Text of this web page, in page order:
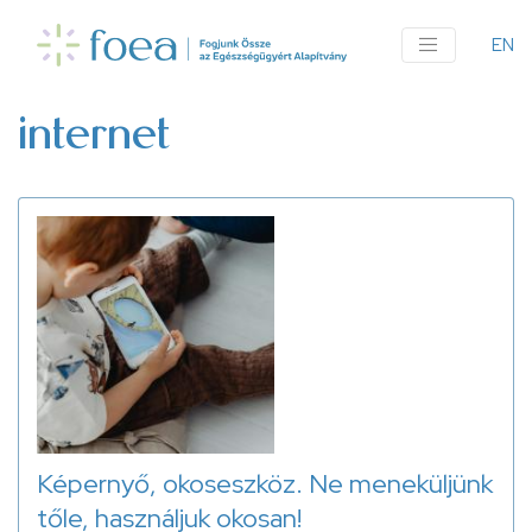
tartalomra
EN
internet
Képernyő, okoseszköz. Ne meneküljünk
tőle, használjuk okosan!